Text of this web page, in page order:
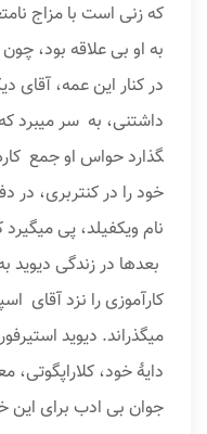
که زنی است با مزاج
به او بی علاقه بود،
در کنار این عمه، آقای
داشتنی، به سر می­برد
گذارد حواس او جمع
خود را در کنتربری، در
نام ویکفیلد، پی
بعدها در زندگی
کارآموزی را نزد آقای
می­گذراند. دیوید
دایهٔ خود،
جوان بی ادب برای این